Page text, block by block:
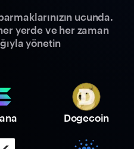
ucunda.
yerde ve her zaman
yönetin
Dogecoin